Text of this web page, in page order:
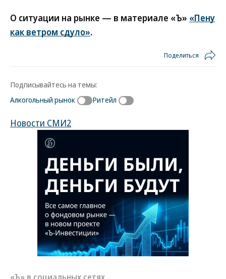
О ситуации на рынке — в материале «Ъ» «Пену
как ветром сдуло».
Поделиться
Подписывайтесь на темы:
Алкогольный рынок
Ритейл
Новости СМИ2